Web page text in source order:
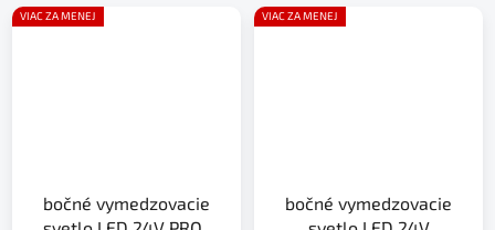
VIAC ZA MENEJ
bočné vymedzovacie
VIAC ZA MENEJ
bočné vymedzovacie